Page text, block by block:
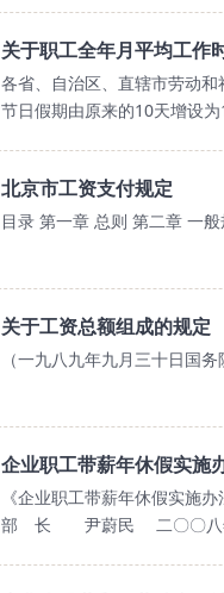
关于职工全年月平均工作
各省、自治区、直辖市劳动
节日假期由原来的10天增设
北京市工资支付规定
目录 第一章 总则 第二章 一
关于工资总额组成的规定
（一九八九年九月三十日国
企业职工带薪年休假实施
《企业职工带薪年休假实施
部 长 尹蔚民 二〇〇八